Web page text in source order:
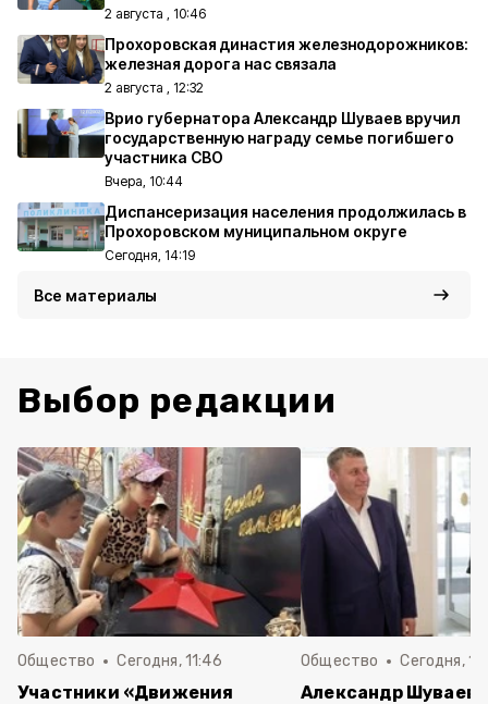
2 августа , 10:46
Прохоровская династия железнодорожников:
железная дорога нас связала
2 августа , 12:32
Врио губернатора Александр Шуваев вручил
государственную награду семье погибшего
участника СВО
Вчера, 10:44
Диспансеризация населения продолжилась в
Прохоровском муниципальном округе
Сегодня, 14:19
Все материалы
Выбор редакции
Общество Сегодня, 11:46
Участники «Движения
Общество Сегодня,
Александр Шуваев